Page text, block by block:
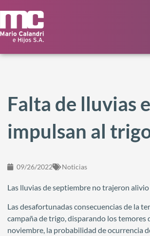
Falta de lluvias
impulsan al
09/26/2022 Noticias
Las lluvias de septiembre no trajeron
Las desafortunadas consecuencias de la
campaña de trigo, disparando los
noviembre, la probabilidad de ocurrencia